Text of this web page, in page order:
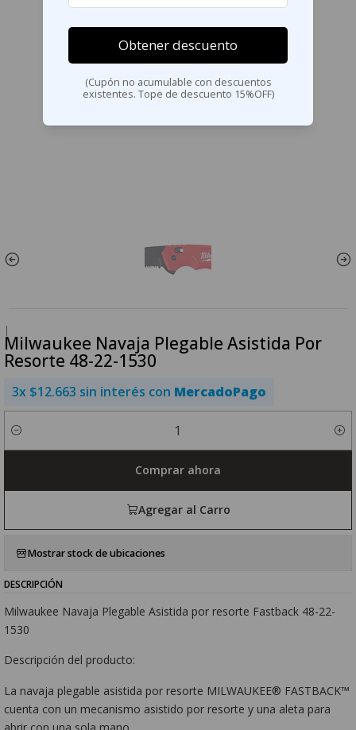
|
Milwaukee Navaja Plegable Asistida Por
Resorte 48-22-1530
3x $12.663 sin interés con MercadoPago
Cantidad
Agregar al Carro
Comprar ahora
Mostrar stock de ubicaciones
DESCRIPCIÓN
Milwaukee Navaja Plegable Asistida por resorte Fastback 48-22-
1530
Descripción del producto:
La navaja plegable asistida por resorte MILWAUKEE® FASTBACK™
cuenta con un mecanismo asistido por resorte y una aleta para
Obtener descuento
(Cupón no acumulable con descuentos
existentes. Tope de descuento 15%OFF)